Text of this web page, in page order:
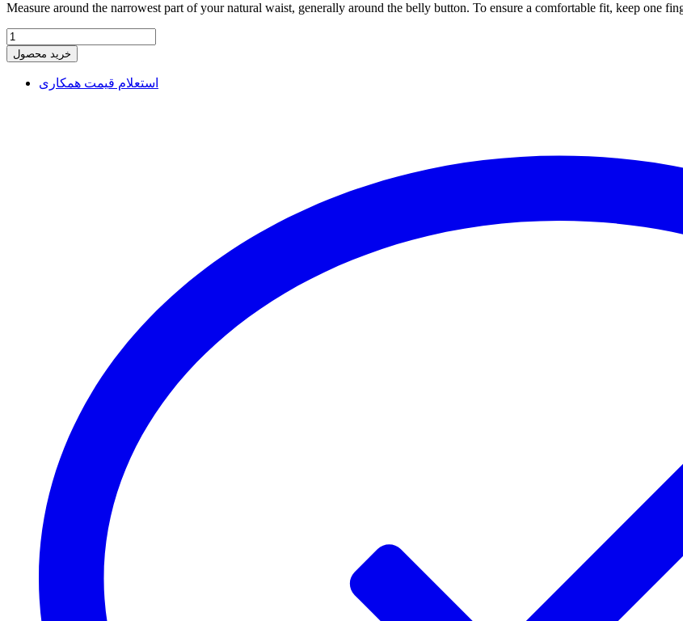
Measure around the narrowest part of your natural waist, generally around the belly button. To ensure a comfortable fit, keep one
خرید محصول
استعلام قیمت همکاری